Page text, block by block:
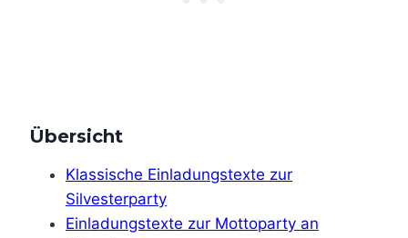
Übersicht
Klassische Einladungstexte zur
Silvesterparty
Einladungstexte zur Mottoparty an